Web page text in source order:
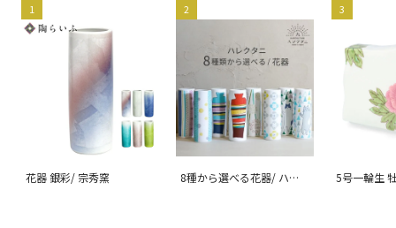
1
花器 銀彩/ 宗秀窯
2
8種から選べる花器/ ハレ
3
5号一輪生